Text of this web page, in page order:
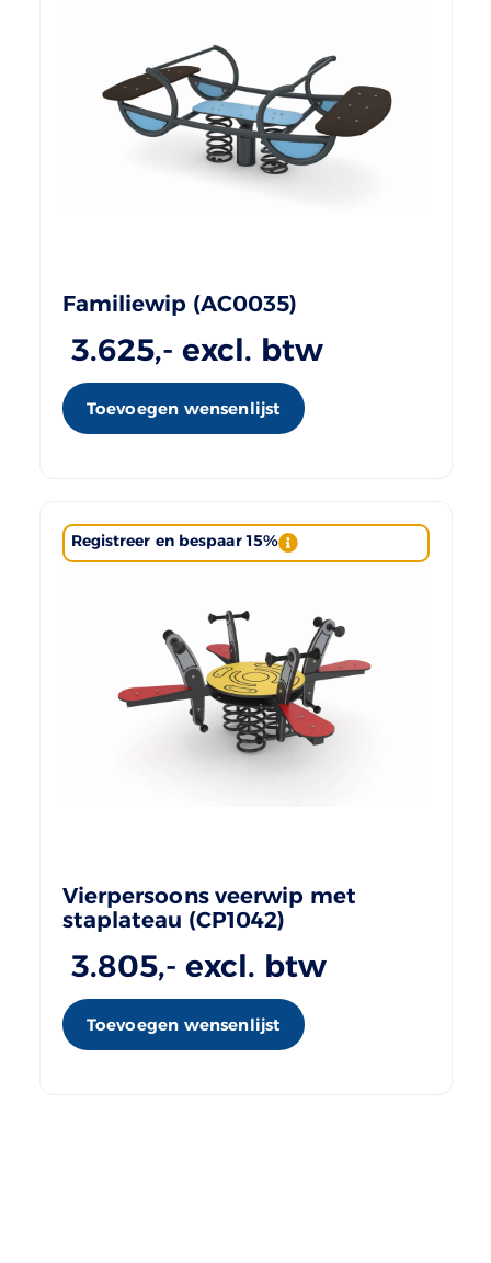
Familiewip (AC0035)
3.625,- excl. btw
Toevoegen wensenlijst
Registreer en bespaar 15%
Vierpersoons veerwip met
staplateau (CP1042)
3.805,- excl. btw
Toevoegen wensenlijst